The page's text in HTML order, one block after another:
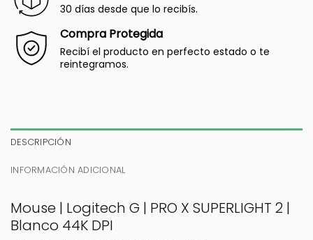
30 días desde que lo recibís.
Compra Protegida
Recibí el producto en perfecto estado o te
reintegramos.
DESCRIPCIÓN
INFORMACIÓN ADICIONAL
Mouse | Logitech G | PRO X SUPERLIGHT 2 |
Blanco 44K DPI